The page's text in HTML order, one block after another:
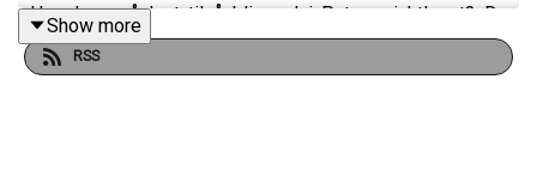
Har du også lyst til å bli med i Patreon-jaktlaget? Da
registrerer du deg kjapt og enkelt her:
https://www.patreon.com/c/jegerpodden
Show more
RSS